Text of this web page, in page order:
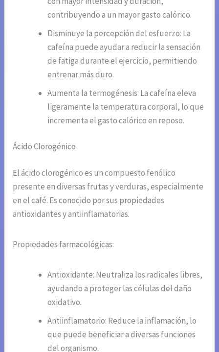
contribuyendo a un mayor gasto calórico.
Disminuye la percepción del esfuerzo: La
cafeína puede ayudar a reducir la sensación
de fatiga durante el ejercicio, permitiendo
entrenar más duro.
Aumenta la termogénesis: La cafeína eleva
ligeramente la temperatura corporal, lo que
incrementa el gasto calórico en reposo.
Ácido Clorogénico
El ácido clorogénico es un compuesto fenólico
presente en diversas frutas y verduras, especialmente
en el café. Es conocido por sus propiedades
antioxidantes y antiinflamatorias.
Propiedades farmacológicas:
Antioxidante: Neutraliza los radicales libres,
ayudando a proteger las células del daño
oxidativo.
Antiinflamatorio: Reduce la inflamación, lo
que puede beneficiar a diversas funciones
del organismo.